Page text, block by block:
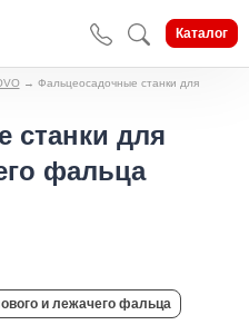
Каталог
→ Фальцеосадочные станки для
станки для
фальца
и лежачего фальца